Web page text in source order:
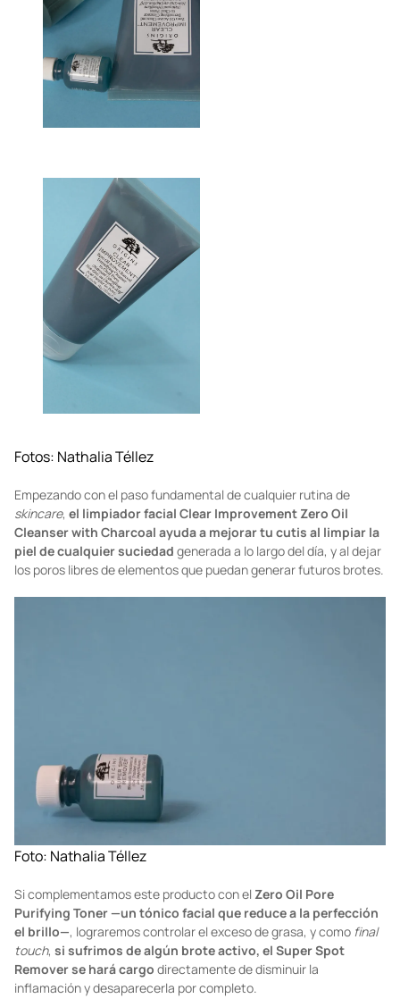
Fotos: Nathalia Téllez
Empezando con el paso fundamental de cualquier rutina de
skincare, el limpiador facial Clear Improvement Zero Oil
Cleanser with Charcoal ayuda a mejorar tu cutis al limpiar la
piel de cualquier suciedad generada a lo largo del día, y al dejar
los poros libres de elementos que puedan generar futuros brotes.
Foto: Nathalia Téllez
Si complementamos este producto con el Zero Oil Pore
Purifying Toner—un tónico facial que reduce a la perfección
el brillo—, lograremos controlar el exceso de grasa, y como final
touch, si sufrimos de algún brote activo, el Super Spot
Remover se hará cargo directamente de disminuir la
inflamación y desaparecerla por completo.